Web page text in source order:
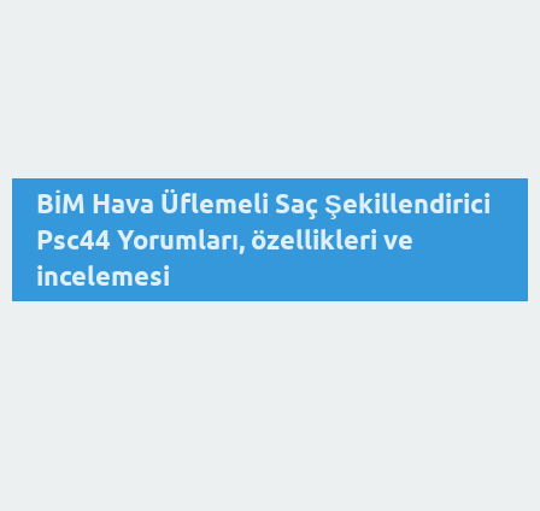
BİM Hava Üflemeli Saç Şekillendirici
Psc44 Yorumları, özellikleri ve
incelemesi